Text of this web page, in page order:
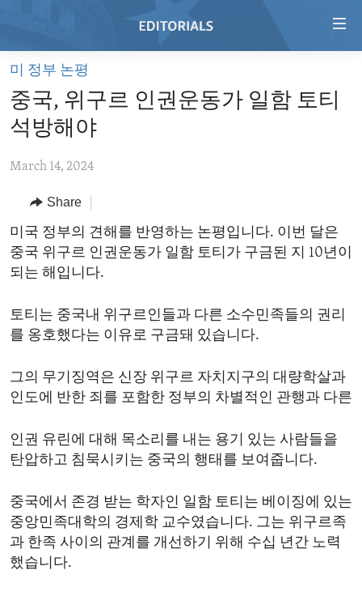
Skip
main
content
to
Navigation
Skip
Search
VIDEO
REGIONS
AFRICA
AMERICAS
ASIA
MIDDLE EAST
TOPICS
HUMAN RIGHTS
SECURITY AND DEFENSE
DEMOCRACY AND GOVERNANCE
ENVIRONMENT AND HEALTH
IDEALS AND INSTITUTIONS
ARCHIVE
ABOUT US
미 정부 논평
중국, 위구르 인권운동가 일함 토티
석방해야
March 14, 2024
Share
미국 정부의 견해를 반영하는 논평입니다. 이번 달은
중국 위구르 인권운동가 일함 토티가 구금된 지 10년이
되는 해입니다.
토티는 중국내 위구르인들과 다른 소수민족들의 권리
를 옹호했다는 이유로 구금돼 있습니다.
그의 무기징역은 신장 위구르 자치지구의 대량학살과
인도에 반한 죄를 포함한 정부의 차별적인 관행과 다른
인권 유린에 대해 목소리를 내는 용기 있는 사람들을
탄압하고 침묵시키는 중국의 행태를 보여줍니다.
중국에서 존경 받는 학자인 일함 토티는 베이징에 있는
중앙민족대학의 경제학 교수였습니다. 그는 위구르족
과 한족 사이의 관계를 개선하기 위해 수십 년간 노력
했습니다.